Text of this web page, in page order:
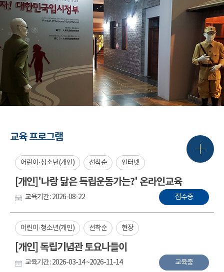
교육 프로그램
어린이·청소년(개인) 선착순 인터넷
[개인]'나랑 닮은 독립운동가는?' 온라인교육
교육기간 : 2026-08-22 접수중
어린이·청소년(개인) 선착순 현장
[개인] 독립기념관 토요나들이
교육기간 : 2026-03-14 ~2026-11-14 교육중